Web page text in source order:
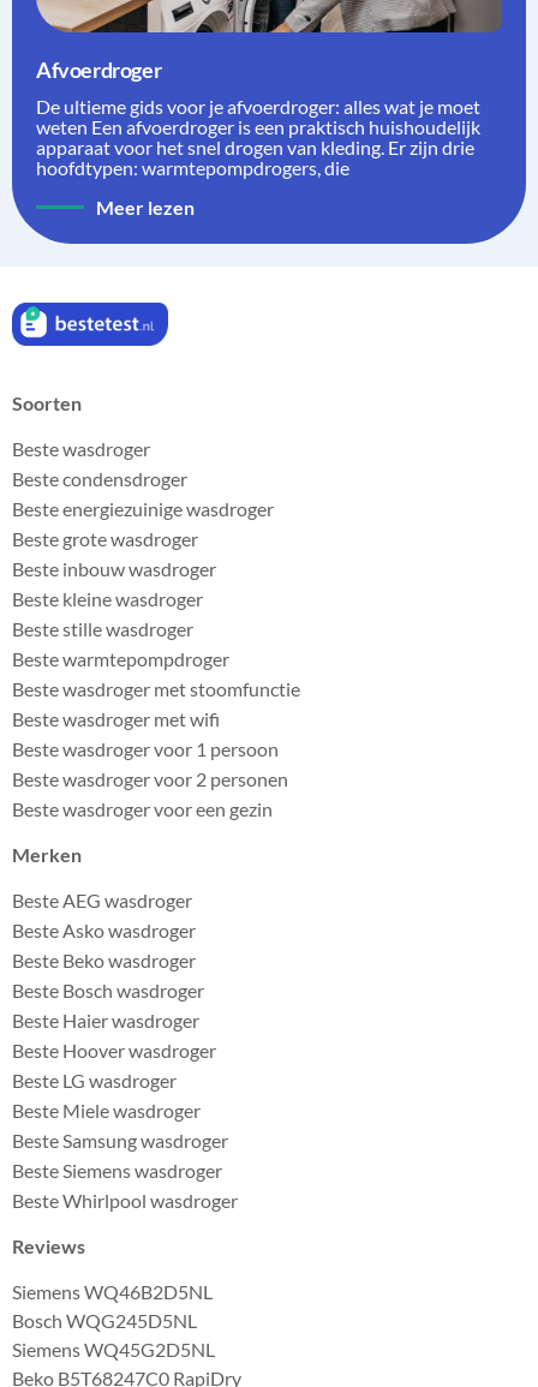
Afvoerdroger
De ultieme gids voor je afvoerdroger: alles wat je moet
weten Een afvoerdroger is een praktisch huishoudelijk
apparaat voor het snel drogen van kleding. Er zijn drie
hoofdtypen: warmtepompdrogers, die
Meer lezen
Soorten
Beste wasdroger
Beste condensdroger
Beste energiezuinige wasdroger
Beste grote wasdroger
Beste inbouw wasdroger
Beste kleine wasdroger
Beste stille wasdroger
Beste warmtepompdroger
Beste wasdroger met stoomfunctie
Beste wasdroger met wifi
Beste wasdroger voor 1 persoon
Beste wasdroger voor 2 personen
Beste wasdroger voor een gezin
Merken
Beste AEG wasdroger
Beste Asko wasdroger
Beste Beko wasdroger
Beste Bosch wasdroger
Beste Haier wasdroger
Beste Hoover wasdroger
Beste LG wasdroger
Beste Miele wasdroger
Beste Samsung wasdroger
Beste Siemens wasdroger
Beste Whirlpool wasdroger
Reviews
Siemens WQ46B2D5NL
Bosch WQG245D5NL
Siemens WQ45G2D5NL
Beko B5T68247C0 RapiDry